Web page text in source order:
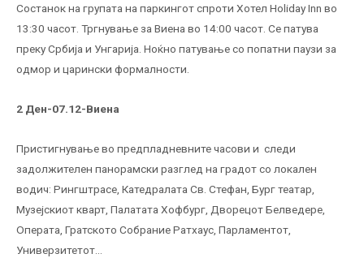
Состанок на групата на паркингот спроти Хотел Holiday Inn во
13:30 часот. Тргнување за Виена во 14:00 часот. Се патува
преку Србија и Унгарија. Ноќно патување со попатни паузи за
одмор и царински формалности.
2 Ден-07.12-Виена
Пристигнување во предпладневните часови и следи
задолжителен панорамски разглед на градот со локален
водич: Рингштрасе, Катедралата Св. Стефан, Бург театар,
Музејскиот кварт, Палатата Хофбург, Дворецот Белведере,
Операта, Гратското Собрание Ратхаус, Парламентот,
Универзитетот…